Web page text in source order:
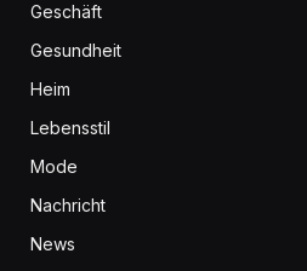
Geschäft
Gesundheit
Heim
Lebensstil
Mode
Nachricht
News